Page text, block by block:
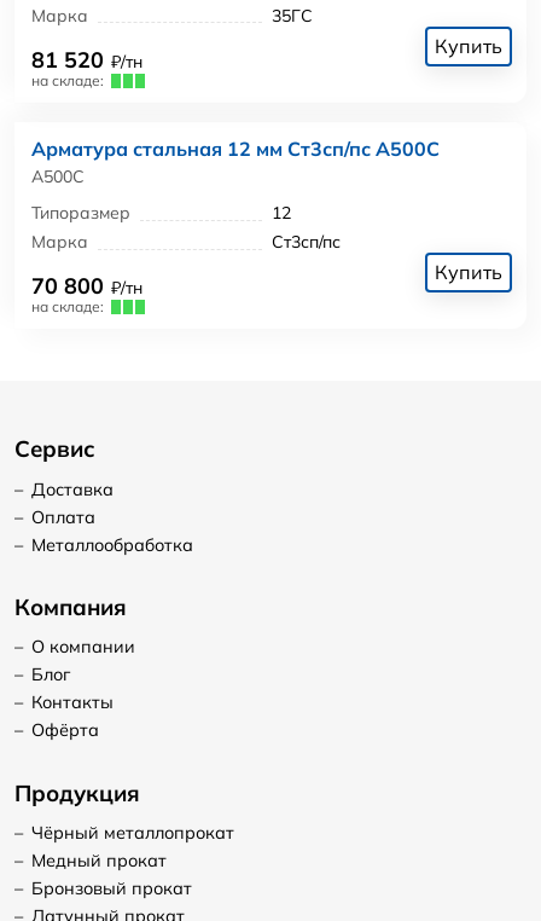
Марка
35ГС
81 520 ₽/тн
на складе:
Купить
Арматура стальная 12 мм Ст3сп/пс А500С
А500С
Типоразмер
12
Марка
Ст3сп/пс
70 800 ₽/тн
на складе:
Купить
Сервис
– Доставка
– Оплата
– Металлообработка
Компания
– О компании
– Блог
– Контакты
– Офёрта
Продукция
– Чёрный металлопрокат
– Медный прокат
– Бронзовый прокат
– Латунный прокат